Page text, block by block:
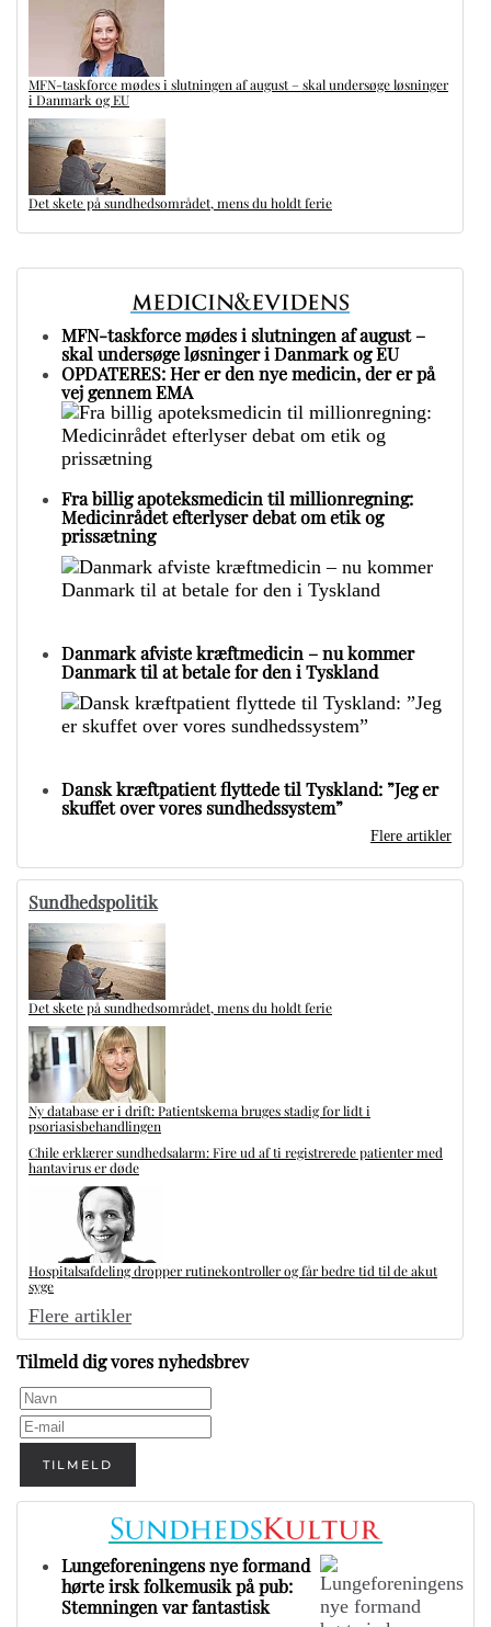
MFN-taskforce mødes i slutningen af august – skal undersøge løsninger
i Danmark og EU
Det skete på sundhedsområdet, mens du holdt ferie
MFN-taskforce mødes i slutningen af august –
skal undersøge løsninger i Danmark og EU
OPDATERES: Her er den nye medicin, der er på
vej gennem EMA
Fra billig apoteksmedicin til millionregning:
Medicinrådet efterlyser debat om etik og
prissætning
Danmark afviste kræftmedicin – nu kommer
Danmark til at betale for den i Tyskland
Dansk kræftpatient flyttede til Tyskland: ”Jeg er
skuffet over vores sundhedssystem”
Flere artikler
Sundhedspolitik
Det skete på sundhedsområdet, mens du holdt ferie
Ny database er i drift: Patientskema bruges stadig for lidt i
psoriasisbehandlingen
Chile erklærer sundhedsalarm: Fire ud af ti registrerede patienter med
hantavirus er døde
Hospitalsafdeling dropper rutinekontroller og får bedre tid til de akut
syge
Flere artikler
Tilmeld dig vores nyhedsbrev
TILMELD
Lungeforeningens nye formand
hørte irsk folkemusik på pub:
Stemningen var fantastisk